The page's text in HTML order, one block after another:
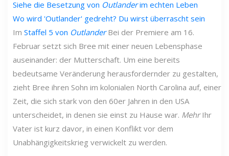
Siehe die Besetzung von Outlanderim echten Leben
Wo wird 'Outlander' gedreht? Du wirst überrascht sein
Im Staffel 5 von Outlander Bei der Premiere am 16.
Februar setzt sich Bree mit einer neuen Lebensphase
auseinander: der Mutterschaft. Um eine bereits
bedeutsame Veränderung herausfordernder zu gestalten,
zieht Bree ihren Sohn im kolonialen North Carolina auf, einer
Zeit, die sich stark von den 60er Jahren in den USA
unterscheidet, in denen sie einst zu Hause war. MehrIhr
Vater ist kurz davor, in einen Konflikt vor dem
Unabhängigkeitskrieg verwickelt zu werden.